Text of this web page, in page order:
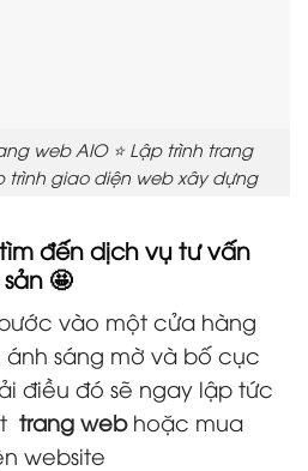
web AIO ⭐ Lập trình trang
trình giao diện web xây dựng
đến dịch vụ tư vấn
🤩
vào một cửa hàng
sáng mờ và bố cục
điều đó sẽ ngay lập tức
trang webhoặc mua
website